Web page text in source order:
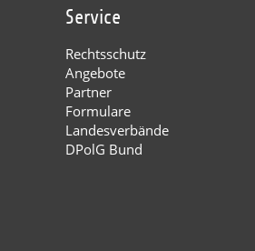
Service
Rechtsschutz
Angebote
Partner
Formulare
Landesverbände
DPolG Bund